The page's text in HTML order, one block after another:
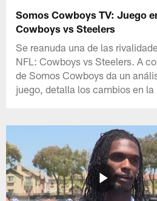
Somos Cowboys TV: Juego
Cowboys vs Steelers
Se reanuda una de las
NFL: Cowboys vs Steelers. A
de Somos Cowboys da un
juego, detalla los cambios en